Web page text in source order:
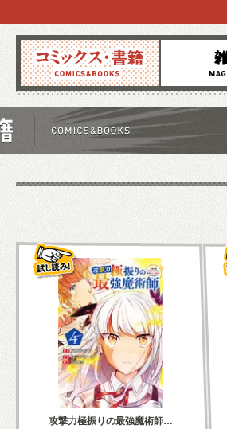
コミックス 雑誌
新刊情報
攻撃力極振りの最強魔術師…